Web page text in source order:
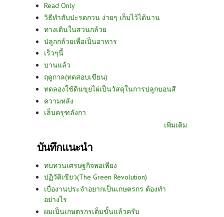
Read Only
วิธีทำสับปะรดกวน ง่ายๆ เก็บไว้ได้นาน
ทางเดินในสวนกล้วย
ปลูกกล้วยเพื่อเป็นอาหาร
เร็วๆนี้
บานแล้ว
ฤดูกาล(ทดสอบเขียน)
ทดลองใช้ดินขุยไผ่เป็นวัสดุในการปลูกบอนสี
ความหลัง
เล็บครุฑลังกา
เพิ่มเติม
บันทึกแนะนำ
ทบทวนเศรษฐกิจพอเพียง
ปฏิวัติเขียว(The Green Revolution)
เบื่องานประจำอยากเป็นเกษตรกร ต้องทำ
อย่างไร
ผมเป็นเกษตรกรเต็มขั้นแล้วครับ